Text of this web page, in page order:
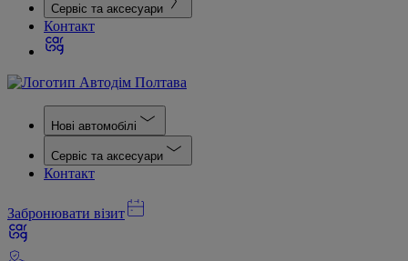
Сервіс та аксесуари
Контакт
Нові автомобілі
Сервіс та аксесуари
Контакт
Забронювати візит